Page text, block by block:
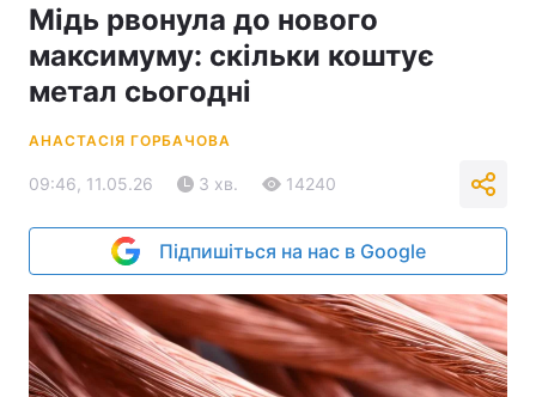
Мідь рвонула до нового
максимуму: скільки коштує
метал сьогодні
АНАСТАСІЯ ГОРБАЧОВА
09:46, 11.05.26 3 хв. 14240
Підпишіться на нас в Google